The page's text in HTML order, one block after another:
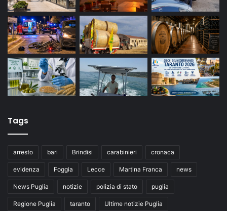
Tags
arresto bari Brindisi carabinieri cronaca
evidenza Foggia Lecce Martina Franca news
News Puglia notizie polizia di stato puglia
Regione Puglia taranto Ultime notizie Puglia